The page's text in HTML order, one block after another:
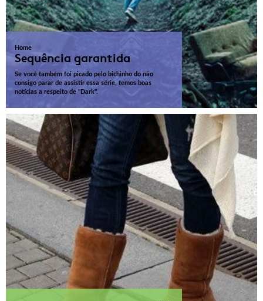
Home
Sequência garantida
Se você também foi picado pelo bichinho do não
consigo parar de assistir essa série, temos boas
notícias a respeito de "Dark".